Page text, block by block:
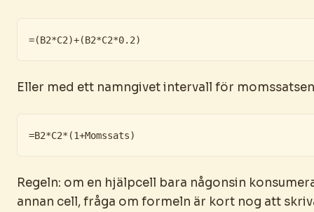
=(B2*C2)+(B2*C2*0.2)
Eller med ett namngivet intervall för
=B2*C2*(1+Momssats)
Regeln: om en hjälpcell bara någonsin
annan cell, fråga om formeln är kort nog att